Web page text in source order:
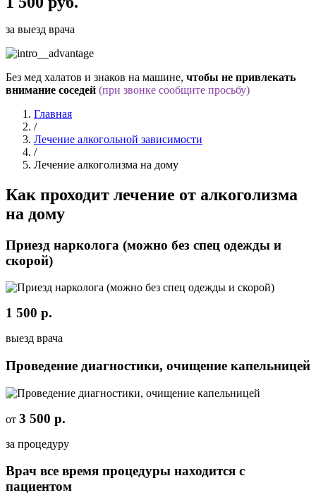
за выезд врача
Без мед халатов и знаков на машине, чтобы не привлекать
внимание соседей (при звонке сообщите просьбу)
Главная
/
Лечение алкогольной зависимости
/
Лечение алкоголизма на дому
Как проходит лечение от алкоголизма
на дому
Приезд нарколога (можно без спец одежды и
скорой)
1 500 р.
выезд врача
Проведение диагностики, очищение капельницей
от 3 500 р.
за процедуру
Врач все время процедуры находится с
пациентом